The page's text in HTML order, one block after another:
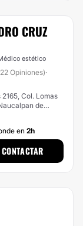
CRUZ
estético
Opiniones)·
2165, Col. Lomas
de
en 2h
CONTACTAR